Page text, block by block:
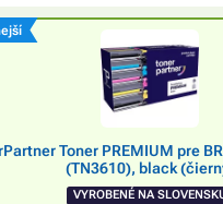
Toner PREMIUM pre
(TN3610), black
VYROBENÉ NA